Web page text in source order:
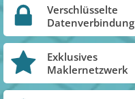
Verschlüsselte
Datenverbindung
Exklusives
Maklernetzwerk